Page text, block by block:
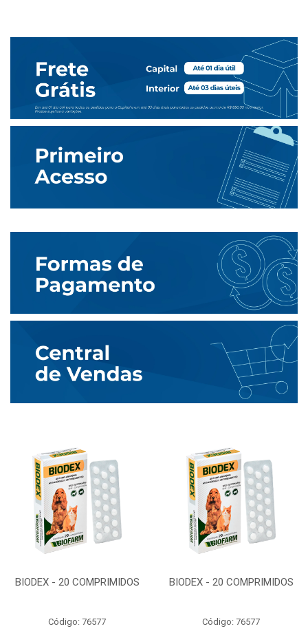
BIODEX - 20 COMPRIMIDOS
Código: 76577
BIODEX - 20 COMPRIMIDOS
Código: 76577